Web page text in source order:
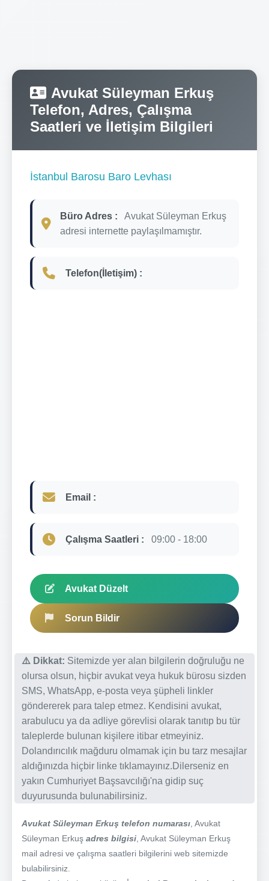
Avukat Süleyman Erkuş
Telefon, Adres, Çalışma
Saatleri ve İletişim Bilgileri
İstanbul Barosu Baro Levhası
Büro Adres :
Avukat Süleyman Erkuş
adresi internette paylaşılmamıştır.
Telefon(İletişim) :
Email :
Çalışma Saatleri : 09:00 - 18:00
Avukat Düzelt
Sorun Bildir
⚠️ Dikkat: Sitemizde yer alan bilgilerin doğruluğu ne
olursa olsun, hiçbir avukat veya hukuk bürosu sizden
SMS, WhatsApp, e-posta veya şüpheli linkler
göndererek para talep etmez. Kendisini avukat,
arabulucu ya da adliye görevlisi olarak tanıtıp bu tür
taleplerde bulunan kişilere itibar etmeyiniz.
Dolandırıcılık mağduru olmamak için bu tarz mesajlar
aldığınızda hiçbir linke tıklamayınız.Dilerseniz en
yakın Cumhuriyet Başsavcılığı'na gidip suç
duyurusunda bulunabilirsiniz.
Avukat Süleyman Erkuş telefon numarası , Avukat
Süleyman Erkuş adres bilgisi , Avukat Süleyman Erkuş
mail adresi ve çalışma saatleri bilgilerini web sitemizde
bulabilirsiniz.